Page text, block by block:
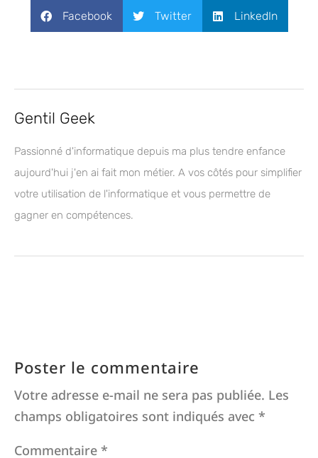
Facebook Twitter LinkedIn
Gentil Geek
Passionné d'informatique depuis ma plus tendre enfance
aujourd'hui j'en ai fait mon métier. A vos côtés pour simplifier
votre utilisation de l'informatique et vous permettre de
gagner en compétences.
Poster le commentaire
Votre adresse e-mail ne sera pas publiée. Les
champs obligatoires sont indiqués avec *
Commentaire *